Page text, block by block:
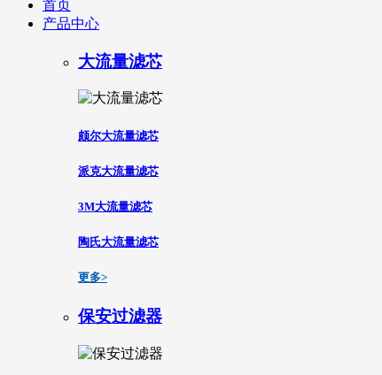
首页
产品中心
大流量滤芯
颇尔大流量滤芯
派克大流量滤芯
3M大流量滤芯
陶氏大流量滤芯
更多>
保安过滤器